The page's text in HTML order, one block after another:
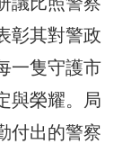
彰其對警政
一隻守護市
與榮耀。局
付出的警察